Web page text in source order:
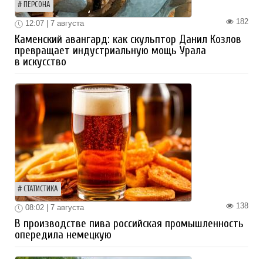
ПЕРСОНА
182
12:07 | 7 августа
Каменский авангард: как скульптор Данил Козлов
превращает индустриальную мощь Урала
в искусство
СТАТИСТИКА
138
08:02 | 7 августа
В производстве пива российская промышленность
опередила немецкую